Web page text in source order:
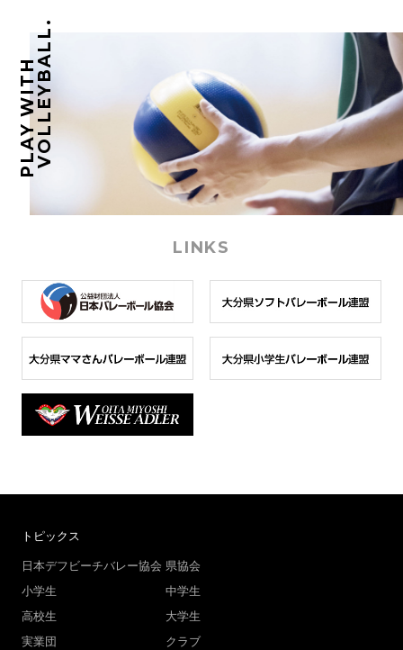
PLAY WITHVOLLEYBALL.
LINKS
トピックス
日本デフビーチバレー協会 県協会
小学生
中学生
高校生
大学生
実業団
クラブ